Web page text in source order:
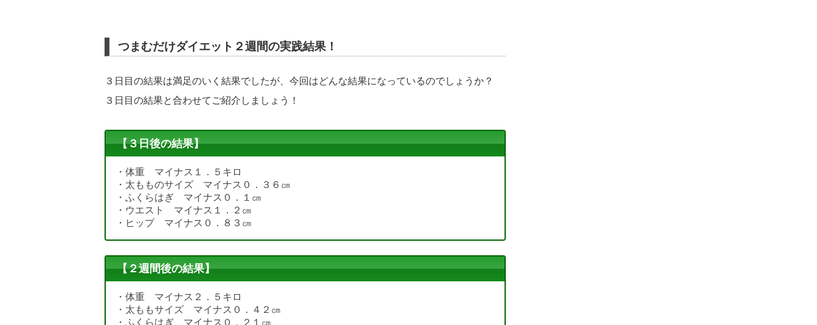
つまむだけダイエット２週間の実践結果！
３日目の結果は満足のいく結果でしたが、今回はどんな結果になっているのでしょうか？
３日目の結果と合わせてご紹介しましょう！
【３日後の結果】
・体重 マイナス１．５キロ
・太もものサイズ マイナス０．３６㎝
・ふくらはぎ マイナス０．１㎝
・ウエスト マイナス１．２㎝
・ヒップ マイナス０．８３㎝
【２週間後の結果】
・体重 マイナス２．５キロ
・太ももサイズ マイナス０．４２㎝
・ふくらはぎ マイナス０．２１㎝